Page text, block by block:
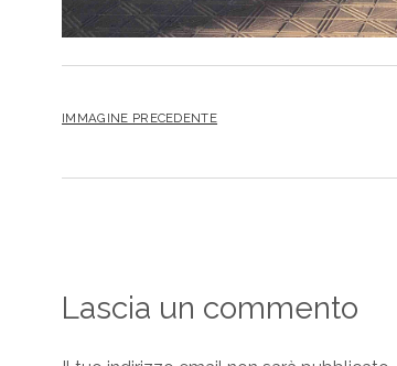
IMMAGINE PRECEDENTE
Lascia un commento